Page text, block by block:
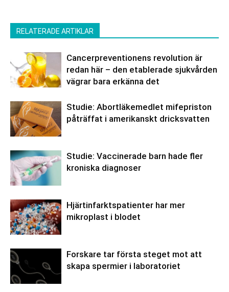
RELATERADE ARTIKLAR
Cancerpreventionens revolution är
redan här – den etablerade sjukvården
vägrar bara erkänna det
Studie: Abortläkemedlet mifepriston
påträffat i amerikanskt dricksvatten
Studie: Vaccinerade barn hade fler
kroniska diagnoser
Hjärtinfarktspatienter har mer
mikroplast i blodet
Forskare tar första steget mot att
skapa spermier i laboratoriet